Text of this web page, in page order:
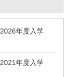
年度入学
年度入学